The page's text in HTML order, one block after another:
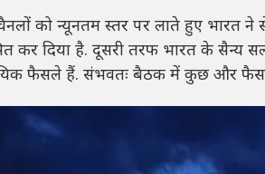
को न्यूनतम स्तर पर लाते हुए भारत ने
कर दिया है. दूसरी तरफ भारत के सैन्य
फैसले हैं. संभवतः बैठक में कुछ और